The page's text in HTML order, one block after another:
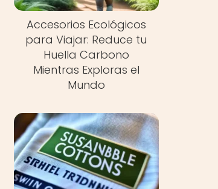
Accesorios Ecológicos
para Viajar: Reduce tu
Huella Carbono
Mientras Exploras el
Mundo